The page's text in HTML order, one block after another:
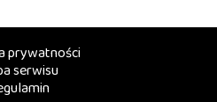
prywatności
serwisu